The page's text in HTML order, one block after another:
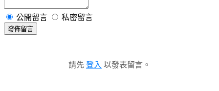
公開留言 私密留言
發佈留言
請先 登入 以發表留言。